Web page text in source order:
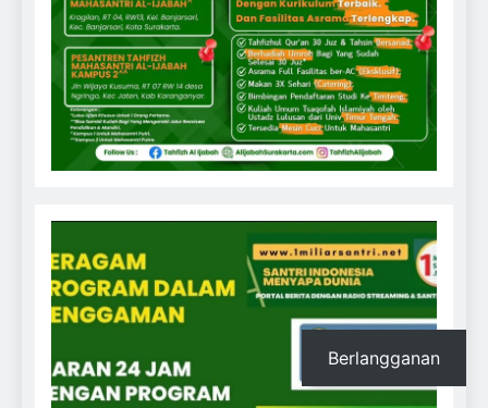
Berlangganan